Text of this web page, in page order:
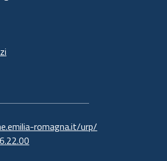
romagna.it/urp/